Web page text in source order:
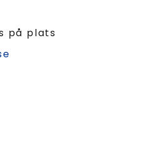
på plats